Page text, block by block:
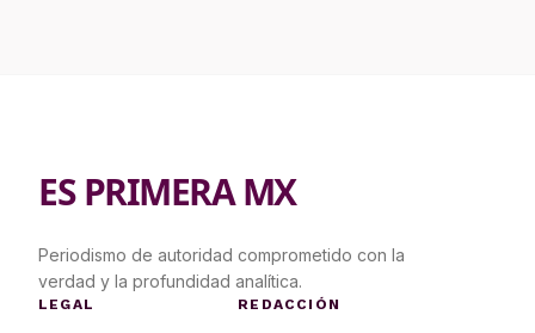
ES PRIMERA MX
Periodismo de autoridad comprometido con la
verdad y la profundidad analítica.
LEGAL REDACCIÓN